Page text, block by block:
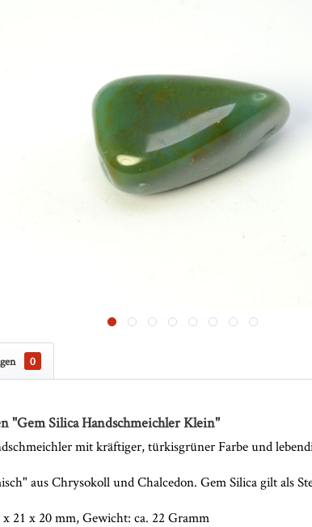
0
"Gem Silica Handschmeichler Klein"
mit kräftiger, türkisgrüner Farbe und
aus Chrysokoll und Chalcedon. Gem Silica gilt als
x 21 x 20 mm, Gewicht: ca. 22 Gramm